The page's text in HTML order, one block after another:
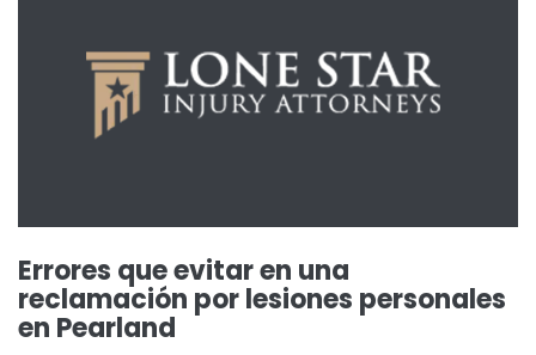
Errores que evitar en una
reclamación por lesiones personales
en Pearland